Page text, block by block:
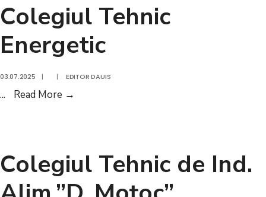
Colegiul Tehnic
Energetic
03.07.2025 | | EDITOR DAUIS
... Read More →
Colegiul Tehnic de Ind.